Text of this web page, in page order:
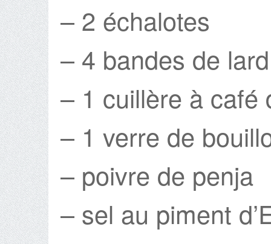
– 2 échalotes
– 4 bandes de lard
– 1 cuillère à café
– 1 verre de
– poivre de penja
– sel au piment